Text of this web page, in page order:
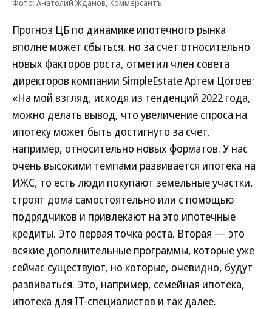
Фото: Анатолий Жданов, Коммерсантъ
Прогноз ЦБ по динамике ипотечного рынка
вполне может сбыться, но за счет относительно
новых факторов роста, отметил член совета
директоров компании SimpleEstate Артем Цогоев:
«На мой взгляд, исходя из тенденций 2022 года,
можно делать вывод, что увеличение спроса на
ипотеку может быть достигнуто за счет,
например, относительно новых форматов. У нас
очень высокими темпами развивается ипотека на
ИЖС, то есть люди покупают земельные участки,
строят дома самостоятельно или с помощью
подрядчиков и привлекают на это ипотечные
кредиты. Это первая точка роста. Вторая — это
всякие дополнительные программы, которые уже
сейчас существуют, но которые, очевидно, будут
развиваться. Это, например, семейная ипотека,
ипотека для IT-специалистов и так далее.